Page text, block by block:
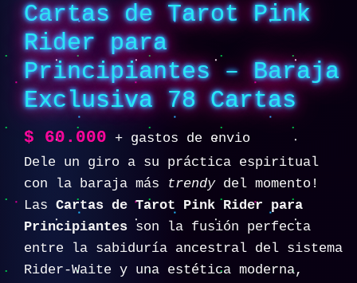
Cartas de Tarot Pink
Rider para
Principiantes – Baraja
Exclusiva 78 Cartas
$ 60.000
+ gastos de envio
Dele un giro a su práctica espiritual
con la baraja más
trendydel momento!
Las Cartas de Tarot Pink Rider para
Principiantes son la fusión perfecta
entre la sabiduría ancestral del sistema
Rider-Waite y una estética moderna,